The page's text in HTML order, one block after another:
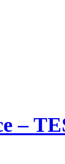
–